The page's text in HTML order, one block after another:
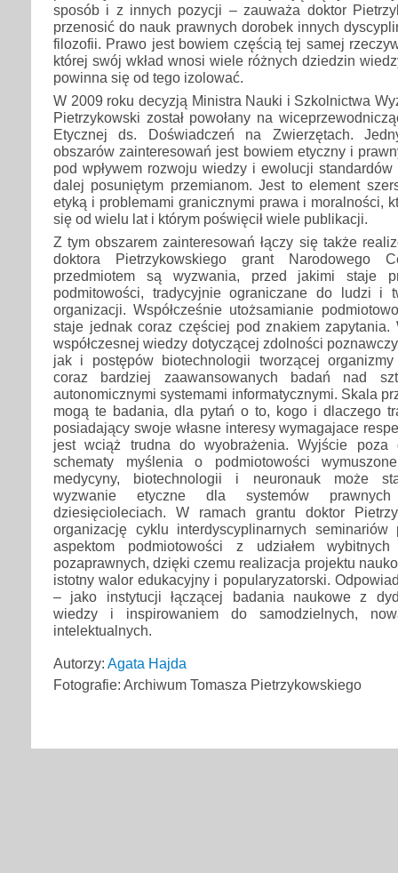
sposób i z innych pozycji – zauważa doktor
przenosić do nauk prawnych dorobek innych
filozofii. Prawo jest bowiem częścią tej samej
której swój wkład wnosi wiele różnych dziedzin
powinna się od tego izolować.
W 2009 roku decyzją Ministra Nauki i Szkolnictwa
Pietrzykowski został powołany na
Etycznej ds. Doświadczeń na Zwierzętach.
obszarów zainteresowań jest bowiem etyczny i
pod wpływem rozwoju wiedzy i ewolucji
dalej posuniętym przemianom. Jest to element
etyką i problemami granicznymi prawa i moralności,
się od wielu lat i którym poświęcił wiele publikacji.
Z tym obszarem zainteresowań łączy się także
doktora Pietrzykowskiego grant Narodowego
przedmiotem są wyzwania, przed jakimi staje
podmitowości, tradycyjnie ograniczane do ludzi i
organizacji. Współcześnie utożsamianie
staje jednak coraz częściej pod znakiem zapytania.
współczesnej wiedzy dotyczącej zdolności
jak i postępów biotechnologii tworzącej
coraz bardziej zaawansowanych badań nad
autonomicznymi systemami informatycznymi. Skala
mogą te badania, dla pytań o to, kogo i dlaczego
posiadający swoje własne interesy wymagajace
jest wciąż trudna do wyobrażenia. Wyjście poza
schematy myślenia o podmiotowości
medycyny, biotechnologii i neuronauk może
wyzwanie etyczne dla systemów
dziesięcioleciach. W ramach grantu doktor
organizację cyklu interdyscyplinarnych seminariów
aspektom podmiotowości z udziałem
pozaprawnych, dzięki czemu realizacja projektu
istotny walor edukacyjny i popularyzatorski.
– jako instytucji łączącej badania naukowe z
wiedzy i inspirowaniem do samodzielnych,
intelektualnych.
Autorzy: Agata Hajda
Fotografie: Archiwum Tomasza Pietrzykowskiego